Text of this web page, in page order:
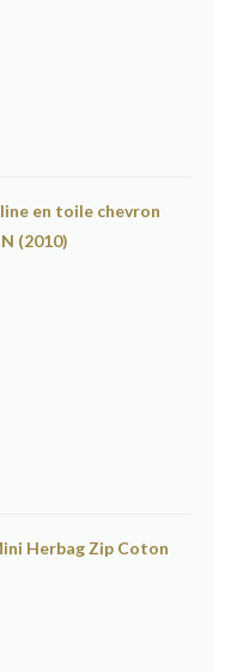
en toile chevron
(2010)
Herbag Zip Coton